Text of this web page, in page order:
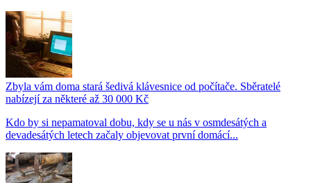
Zbyla vám doma stará šedivá klávesnice od počítače. Sběratelé
nabízejí za některé až 30 000 Kč
Kdo by si nepamatoval dobu, kdy se u nás v osmdesátých a
devadesátých letech začaly objevovat první domácí...